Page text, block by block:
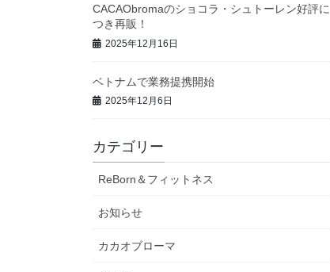
CACAObromaのショコラ・シュトーレン好評に
つき再販！
2025年12月16日
ベトナムで業務提携開始
2025年12月6日
カテゴリー
ReBorn＆フィットネス
お知らせ
カカオブローマ